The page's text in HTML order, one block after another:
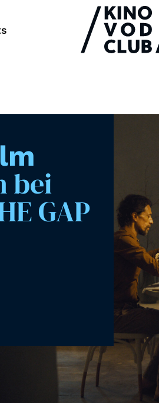
So geht’s
Filmpakete
Gutscheine
& Filmpässe
Account
Suche
bei
GAP